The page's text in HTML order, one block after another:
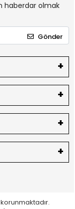
haberdar olmak
Gönder